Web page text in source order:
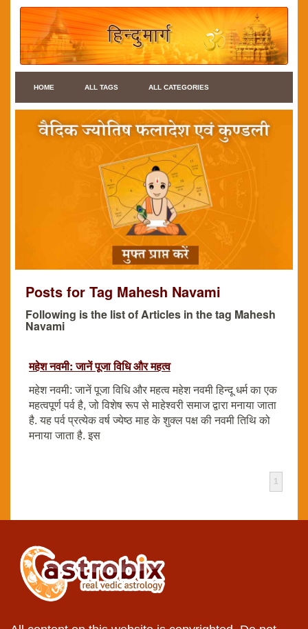
HOME ALL TAGS ALL CATEGORIES
Posts for Tag Mahesh Navami
Following is the list of Articles in the tag Mahesh
Navami
महेश नवमी: जानें पूजा विधि और महत्व
महेश नवमी: जानें पूजा विधि और महत्व महेश नवमी हिन्दू धर्म का एक
महत्वपूर्ण पर्व है, जो विशेष रूप से माहेश्वरी समाज द्वारा मनाया जाता
है. यह पर्व प्रत्येक वर्ष ज्येष्ठ माह के शुक्ल पक्ष की नवमी तिथि को
मनाया जाता है. इस
1